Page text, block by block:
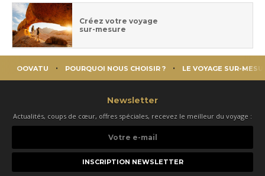
Créez votre voyage
sur-mesure
OOVATU POURQUOI NOUS CHOISIR ? LE VOYAGE SUR-
Newsletter
Actualités, coups de cœur, offres spéciales, recevez le meilleur du voyage :
e-